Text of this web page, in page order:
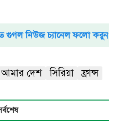
গুগল নিউজ চ্যানেল ফলো করুন
আমার দেশ সিরিয়া ফ্রান্স